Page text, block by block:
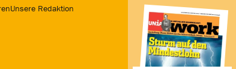
Unsere Redaktion